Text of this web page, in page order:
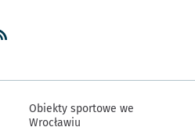
Obiekty sportowe we
Wrocławiu